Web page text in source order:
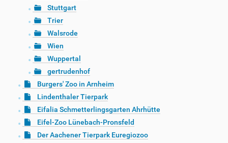
Stuttgart
Trier
Walsrode
Wien
Wuppertal
gertrudenhof
Burgers' Zoo in Arnheim
Lindenthaler Tierpark
Eifalia Schmetterlingsgarten Ahrhütte
Eifel-Zoo Lünebach-Pronsfeld
Der Aachener Tierpark Euregiozoo